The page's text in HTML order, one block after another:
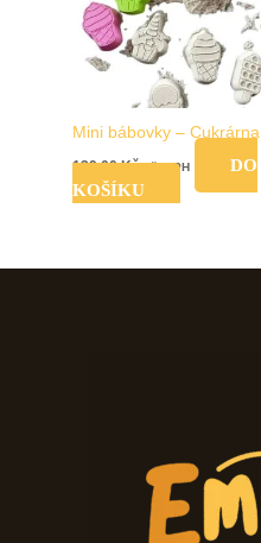
Mini bábovky – Cukrárna
139,00Kč vč. DPH
DO
KOŠÍKU